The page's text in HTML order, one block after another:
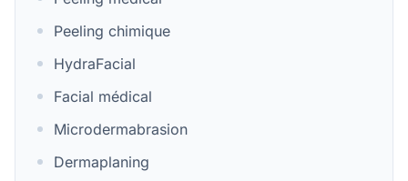
Peeling chimique
HydraFacial
Facial médical
Microdermabrasion
Dermaplaning